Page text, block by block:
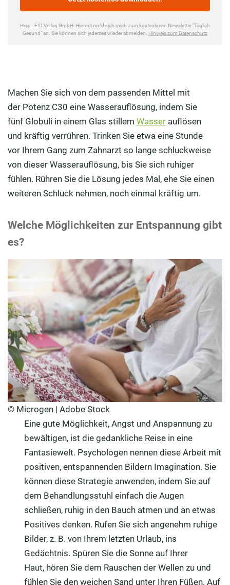
Machen Sie sich von dem passenden Mittel mit
der Potenz C30 eine Wasserauflösung, indem Sie
fünf Globuli in einem Glas stillem Wasser auflösen
und kräftig verrühren. Trinken Sie etwa eine Stunde
vor Ihrem Gang zum Zahnarzt so lange schluckweise
von dieser Wasserauflösung, bis Sie sich ruhiger
fühlen. Rühren Sie die Lösung jedes Mal, ehe Sie einen
weiteren Schluck nehmen, noch einmal kräftig um.
Welche Möglichkeiten zur Entspannung gibt
es?
© Microgen | Adobe Stock
Eine gute Möglichkeit, Angst und Anspannung zu
bewältigen, ist die gedankliche Reise in eine
Fantasiewelt. Psychologen nennen diese Arbeit mit
positiven, entspannenden Bildern Imagination. Sie
können diese Strategie anwenden, indem Sie auf
dem Behandlungsstuhl einfach die Augen
schließen, ruhig in den Bauch atmen und an etwas
Positives denken. Rufen Sie sich angenehm ruhige
Bilder, z. B. von Ihrem letzten Urlaub, ins
Gedächtnis. Spüren Sie die Sonne auf Ihrer
Haut, hören Sie dem Rauschen der Wellen zu und
fühlen Sie den weichen Sand unter Ihren Füßen. Auf